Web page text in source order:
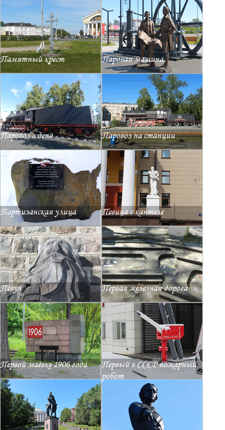
Памятный крест Паровая машина
Паровоз в депо Паровоз на станции
Партизанская улица Певица с кантеле
Певун Первая железная дорога
Первой маёвке 1906 года
Первый в СССР пожарный
робот